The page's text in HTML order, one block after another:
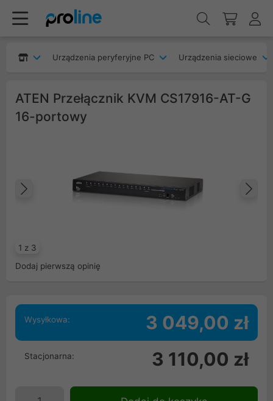
Urządzenia peryferyjne PC Urządzenia sieciowe
ATEN Przełącznik KVM CS17916-AT-G
16-portowy
1 z 3
Poprzedni
Dodaj pierwszą opinię
Wysyłkowa: 3 049,00 zł
Stacjonarna: 3 110,00 zł